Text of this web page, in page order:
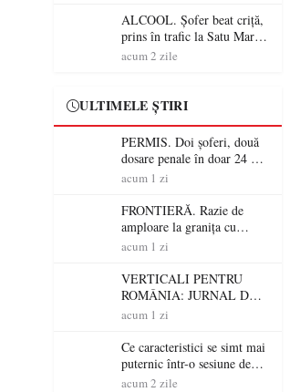
șoferi fără permis într-o
singură zi
ALCOOL. Șofer beat criță,
prins în trafic la Satu Mare!
Alcoolemie uriașă
acum 2 zile
ULTIMELE ȘTIRI
PERMIS. Doi șoferi, două
dosare penale în doar 24 de
ore la Petea! Unul avea
nu a avut niciodată permis
acum 1 zi
FRONTIERĂ. Razie de
amploare la granița cu
Ungaria! 800 de persoane și
verificate
acum 1 zi
VERTICALI PENTRU
ROMÂNIA: JURNAL DE
CĂLĂTORIE FIJET
acum 1 zi
Ce caracteristici se simt mai
puternic într-o sesiune de
distracție la sloturi online:
acum 2 zile